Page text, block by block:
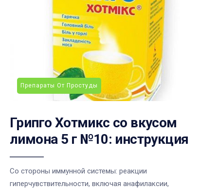
Препараты От Простуды
Грипго Хотмикс со вкусом
лимона 5 г №10: инструкция
Со стороны иммунной системы: реакции
гиперчувствительности, включая анафилаксии,